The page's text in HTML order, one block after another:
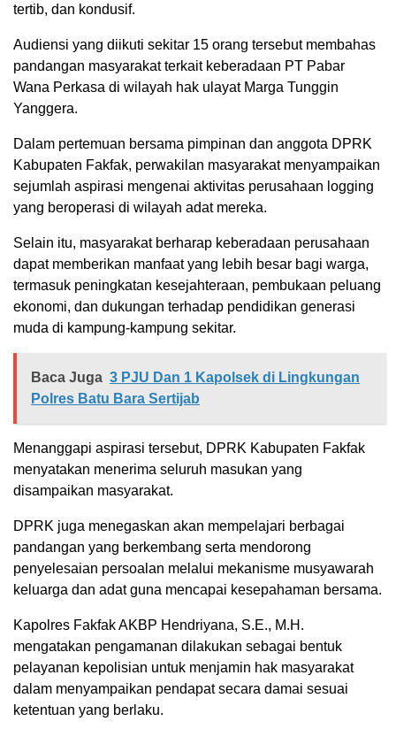
tertib, dan kondusif.
Audiensi yang diikuti sekitar 15 orang tersebut membahas
pandangan masyarakat terkait keberadaan PT Pabar
Wana Perkasa di wilayah hak ulayat Marga Tunggin
Yanggera.
Dalam pertemuan bersama pimpinan dan anggota DPRK
Kabupaten Fakfak, perwakilan masyarakat menyampaikan
sejumlah aspirasi mengenai aktivitas perusahaan logging
yang beroperasi di wilayah adat mereka.
Selain itu, masyarakat berharap keberadaan perusahaan
dapat memberikan manfaat yang lebih besar bagi warga,
termasuk peningkatan kesejahteraan, pembukaan peluang
ekonomi, dan dukungan terhadap pendidikan generasi
muda di kampung-kampung sekitar.
Baca Juga 3 PJU Dan 1 Kapolsek di Lingkungan
Polres Batu Bara Sertijab
Menanggapi aspirasi tersebut, DPRK Kabupaten Fakfak
menyatakan menerima seluruh masukan yang
disampaikan masyarakat.
DPRK juga menegaskan akan mempelajari berbagai
pandangan yang berkembang serta mendorong
penyelesaian persoalan melalui mekanisme musyawarah
keluarga dan adat guna mencapai kesepahaman bersama.
Kapolres Fakfak AKBP Hendriyana, S.E., M.H.
mengatakan pengamanan dilakukan sebagai bentuk
pelayanan kepolisian untuk menjamin hak masyarakat
dalam menyampaikan pendapat secara damai sesuai
ketentuan yang berlaku.